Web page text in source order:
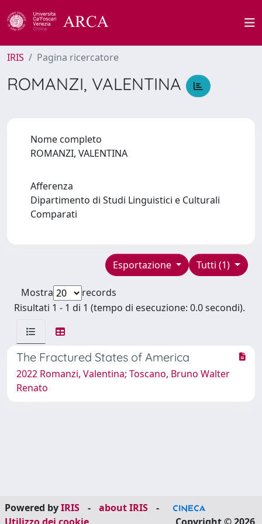
IRIS Pagina ricercatore
ROMANZI, VALENTINA
Nome completo
ROMANZI, VALENTINA
Afferenza
Dipartimento di Studi Linguistici e Culturali
Comparati
Tutti (1)
Esportazione
Mostra
records
Risultati 1 - 1 di 1 (tempo di esecuzione: 0.0 secondi).
The Fractured States of America
2022 Romanzi, Valentina; Toscano, Bruno Walter
Renato
Powered byIRIS - about IRIS
-